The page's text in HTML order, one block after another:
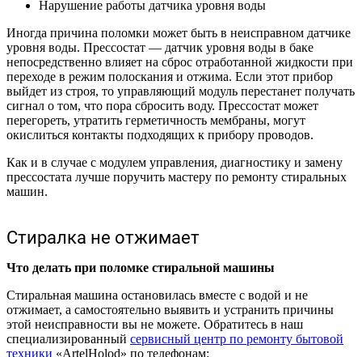
Нарушение работы датчика уровня воды
Иногда причина поломки может быть в неисправном датчике
уровня воды. Прессостат — датчик уровня воды в баке
непосредственно влияет на сброс отработанной жидкости при
переходе в режим полоскания и отжима. Если этот прибор
выйдет из строя, то управляющий модуль перестанет получать
сигнал о том, что пора сбросить воду. Прессостат может
перегореть, утратить герметичность мембраны, могут
окислиться контакты подходящих к прибору проводов.
Как и в случае с модулем управления, диагностику и замену
прессостата лучше поручить мастеру по ремонту стиральных
машин.
Стиралка не отжимает
Что делать при поломке стиральной машины
Стиральная машина остановилась вместе с водой и не
отжимает, а самостоятельно выявить и устранить причины
этой неисправности вы не можете. Обратитесь в наш
специализированный сервисный центр по ремонту бытовой
техники «ArtelHolod» по телефонам: